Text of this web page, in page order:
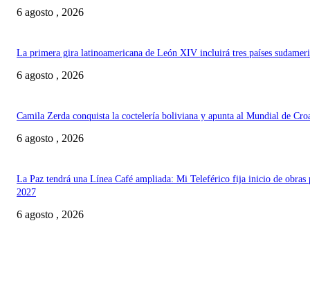
6 agosto , 2026
La primera gira latinoamericana de León XIV incluirá tres países
6 agosto , 2026
Camila Zerda conquista la coctelería boliviana y apunta al Mundial de
6 agosto , 2026
La Paz tendrá una Línea Café ampliada: Mi Teleférico fija inicio de obras
2027
6 agosto , 2026